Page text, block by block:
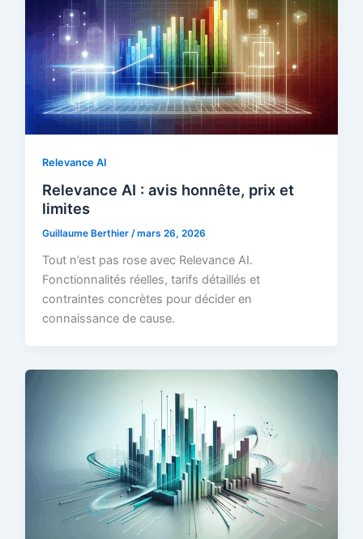
Relevance AI
Relevance AI : avis honnête, prix et
limites
Guillaume Berthier/mars 26, 2026
Tout n’est pas rose avec Relevance AI.
Fonctionnalités réelles, tarifs détaillés et
contraintes concrètes pour décider en
connaissance de cause.